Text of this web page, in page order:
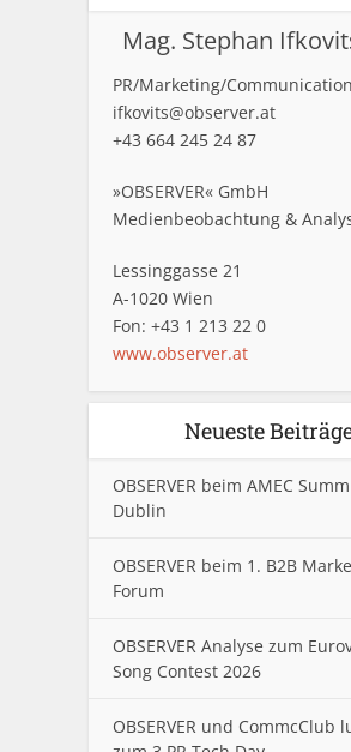
Mag. Stephan
PR/Marketing/Communication
ifkovits@observer.at
+43 664 245 24 87
»OBSERVER« GmbH
Medienbeobachtung &
Lessinggasse 21
A-1020 Wien
Fon: +43 1 213 22 0
www.observer.at
Neueste
OBSERVER beim AMEC
Dublin
OBSERVER beim 1. B2B
Forum
OBSERVER Analyse zum
Song Contest 2026
OBSERVER und CommcClub